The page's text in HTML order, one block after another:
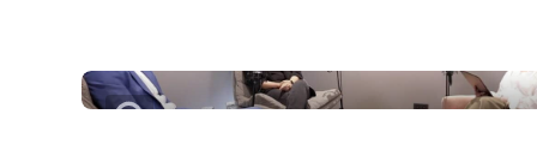
Direct contact